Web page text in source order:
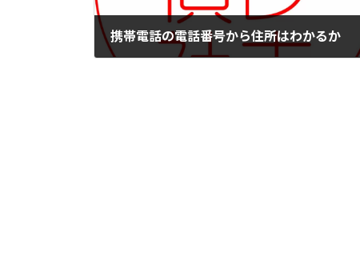
携帯電話の電話番号から住所はわかるか